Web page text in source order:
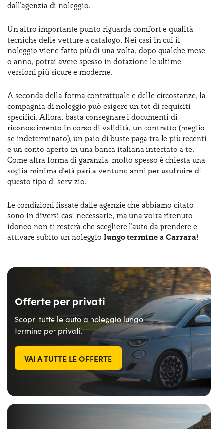
dall'agenzia di noleggio.
Un altro importante punto riguarda comfort e qualità
tecniche delle vetture a catalogo. Nei casi in cui il
noleggio viene fatto più di una volta, dopo qualche mese
o anno, potrai avere spesso in dotazione le ultime
versioni più sicure e moderne.
A seconda della forma contrattuale e delle circostanze, la
compagnia di noleggio può esigere un tot di requisiti
specifici. Allora, basta consegnare i documenti di
riconoscimento in corso di validità, un contratto (meglio
se indeterminato), un paio di buste paga tra le più recenti
e un conto aperto in una banca italiana intestato a te.
Come altra forma di garanzia, molto spesso è chiesta una
soglia minima d'età pari a ventuno anni per usufruire di
questo tipo di servizio.
Le condizioni fissate dalle agenzie che abbiamo citato
sono in diversi casi necessarie, ma una volta ritenuto
idoneo non ti resterà che scegliere l'auto da prendere e
attivare subito un noleggio lungo termine a Carrara!
Offerte per privati
Scopri tutte le auto a noleggio lungo
termine per privati.
VAI A TUTTE LE OFFERTE